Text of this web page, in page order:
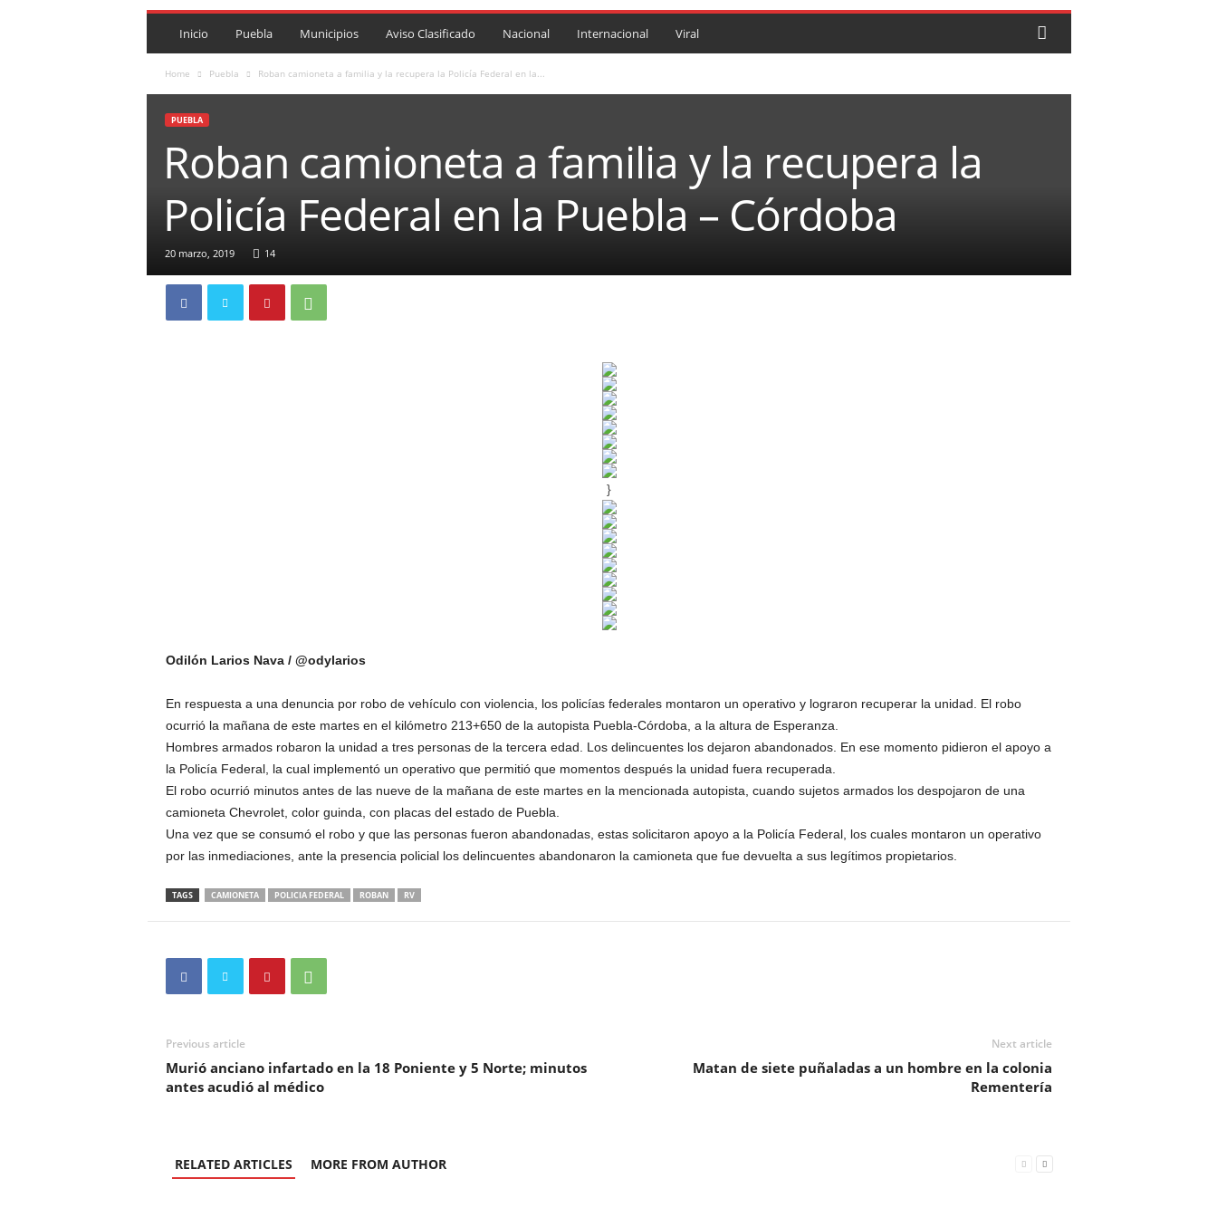
P
Inicio Puebla Municipios Aviso Clasificado Nacional Internacional Viral
Home Puebla Roban camioneta a familia y la recupera la Policía Federal en la...
PUEBLA
Roban camioneta a familia y la recupera la
Policía Federal en la Puebla – Córdoba
20 marzo, 2019 14
}
Odilón Larios Nava / @odylarios
En respuesta a una denuncia por robo de vehículo con violencia, los policías federales montaron un operativo y lograron recuperar la unidad. El robo
ocurrió la mañana de este martes en el kilómetro 213+650 de la autopista Puebla-Córdoba, a la altura de Esperanza.
Hombres armados robaron la unidad a tres personas de la tercera edad. Los delincuentes los dejaron abandonados. En ese momento pidieron el apoyo a
la Policía Federal, la cual implementó un operativo que permitió que momentos después la unidad fuera recuperada.
El robo ocurrió minutos antes de las nueve de la mañana de este martes en la mencionada autopista, cuando sujetos armados los despojaron de una
camioneta Chevrolet, color guinda, con placas del estado de Puebla.
Una vez que se consumó el robo y que las personas fueron abandonadas, estas solicitaron apoyo a la Policía Federal, los cuales montaron un operativo
por las inmediaciones, ante la presencia policial los delincuentes abandonaron la camioneta que fue devuelta a sus legítimos propietarios.
TAGS CAMIONETA POLICIA FEDERAL ROBAN RV
Previous article
Murió anciano infartado en la 18 Poniente y 5 Norte; minutos
antes acudió al médico
Next article
Matan de siete puñaladas a un hombre en la colonia
Rementería
RELATED ARTICLES MORE FROM AUTHOR